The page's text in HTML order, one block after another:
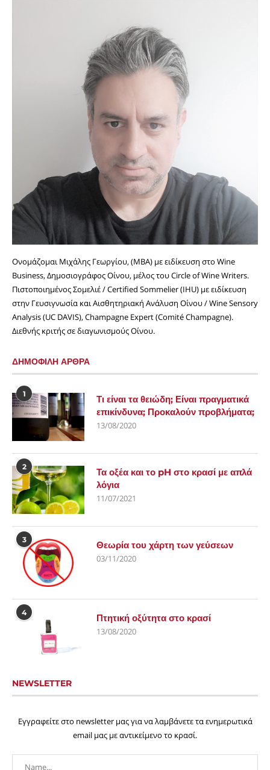
Ονομάζομαι Μιχάλης Γεωργίου, (MBA) με ειδίκευση στο Wine
Business, Δημοσιογράφος Οίνου, μέλος του Circle of Wine Writers.
Πιστοποιημένος Σομελιέ / Certified Sommelier (IHU) με ειδίκευση
στην Γευσιγνωσία και Αισθητηριακή Ανάλυση Οίνου / Wine Sensory
Analysis (UC DAVIS), Champagne Expert (Comité Champagne).
Διεθνής κριτής σε διαγωνισμούς Οίνου.
ΔΗΜΟΦΙΛΗ ΑΡΘΡΑ
1
Τι είναι τα θειώδη; Είναι πραγματικά
επικίνδυνα; Προκαλούν προβλήματα;
13/08/2020
2
Τα οξέα και το pH στο κρασί με απλά
λόγια
11/07/2021
3 Θεωρία του χάρτη των γεύσεων
03/11/2020
4 Πτητική οξύτητα στο κρασί
13/08/2020
NEWSLETTER
Εγγραφείτε στο newsletter μας για να λαμβάνετε τα ενημερωτικά
email μας με αντικείμενο το κρασί.